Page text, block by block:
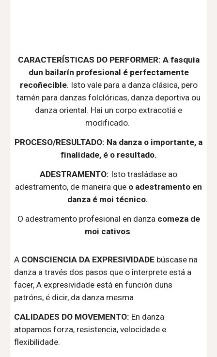
CARACTERÍSTICAS DO PERFORMER: A fasquia
dun bailarín profesional é perfectamente
recoñecible. Isto vale para a danza clásica, pero
tamén para danzas folclóricas, danza deportiva ou
danza oriental. Hai un corpo extracotiá e
modificado.
PROCESO/RESULTADO: Na danza o importante, a
finalidade, é o resultado.
ADESTRAMENTO: Isto trasládase ao
adestramento, de maneira que o adestramento en
danza é moi técnico.
O adestramento profesional en danza comeza de
moi cativos
A CONSCIENCIA DA EXPRESIVIDADE búscase na
danza a través dos pasos que o interprete está a
facer, A expresividade está en función duns
patróns, é dicir, da danza mesma
CALIDADES DO MOVEMENTO: En danza
atopamos forza, resistencia, velocidade e
flexibilidade.